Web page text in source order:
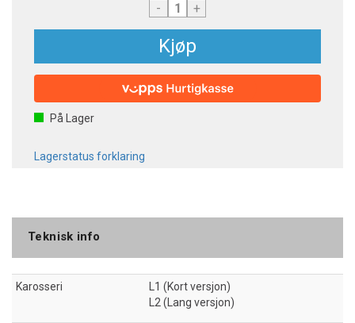
- +
Kjøp
På Lager
Lagerstatus forklaring
Teknisk info
Karosseri
L1 (Kort versjon)
L2 (Lang versjon)